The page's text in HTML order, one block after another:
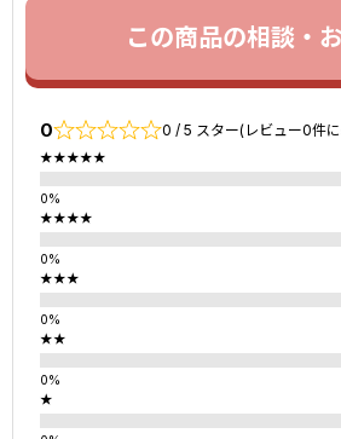
この商品の相談・
0 0 / 5 スター(レビュー0件
★★★★★
★★★★
★★★
★★
★